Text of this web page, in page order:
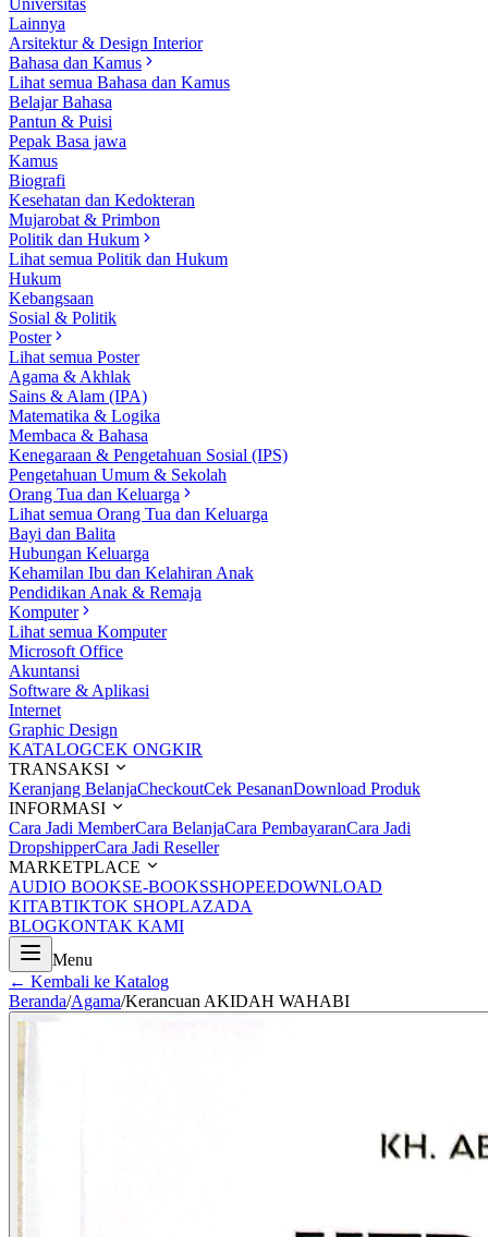
Universitas
Lainnya
Arsitektur & Design Interior
Bahasa dan Kamus
Lihat semua Bahasa dan Kamus
Belajar Bahasa
Pantun & Puisi
Pepak Basa jawa
Kamus
Biografi
Kesehatan dan Kedokteran
Mujarobat & Primbon
Politik dan Hukum
Lihat semua Politik dan Hukum
Hukum
Kebangsaan
Sosial & Politik
Poster
Lihat semua Poster
Agama & Akhlak
Sains & Alam (IPA)
Matematika & Logika
Membaca & Bahasa
Kenegaraan & Pengetahuan Sosial (IPS)
Pengetahuan Umum & Sekolah
Orang Tua dan Keluarga
Lihat semua Orang Tua dan Keluarga
Bayi dan Balita
Hubungan Keluarga
Kehamilan Ibu dan Kelahiran Anak
Pendidikan Anak & Remaja
Komputer
Lihat semua Komputer
Microsoft Office
Akuntansi
Software & Aplikasi
Internet
Graphic Design
KATALOGCEK ONGKIR
TRANSAKSI
Keranjang BelanjaCheckoutCek PesananDownload Produk
INFORMASI
Cara Jadi MemberCara BelanjaCara PembayaranCara Jadi
DropshipperCara Jadi Reseller
MARKETPLACE
AUDIO BOOKSE-BOOKSSHOPEEDOWNLOAD
KITABTIKTOK SHOPLAZADA
BLOGKONTAK KAMI
Menu
← Kembali ke Katalog
Beranda/Agama/Kerancuan AKIDAH WAHABI